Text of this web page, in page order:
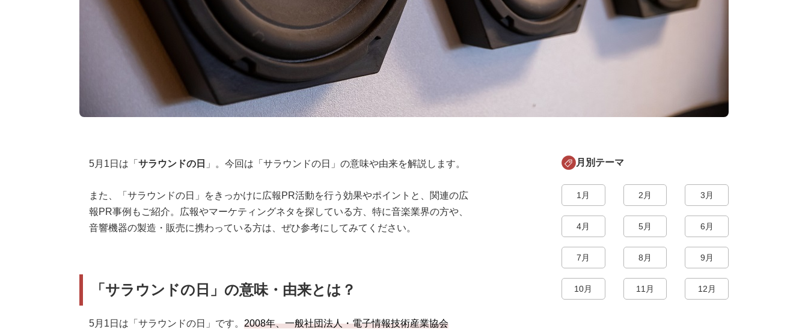
5月1日は「 サラウンドの日 」。今回は「サラウンドの日」の意味や由来を解説します。
また、「サラウンドの日」をきっかけに広報PR活動を行う効果やポイントと、関連の広
報PR事例もご紹介。広報やマーケティングネタを探している方、特に音楽業界の方や、
音響機器の製造・販売に携わっている方は、ぜひ参考にしてみてください。
「サラウンドの日」の意味・由来とは？
5月1日は「サラウンドの日」です。 2008年、一般社団法人・電子情報技術産業協会
月別テーマ
1月 2月 3月
4月 5月 6月
7月 8月 9月
10月 11月 12月